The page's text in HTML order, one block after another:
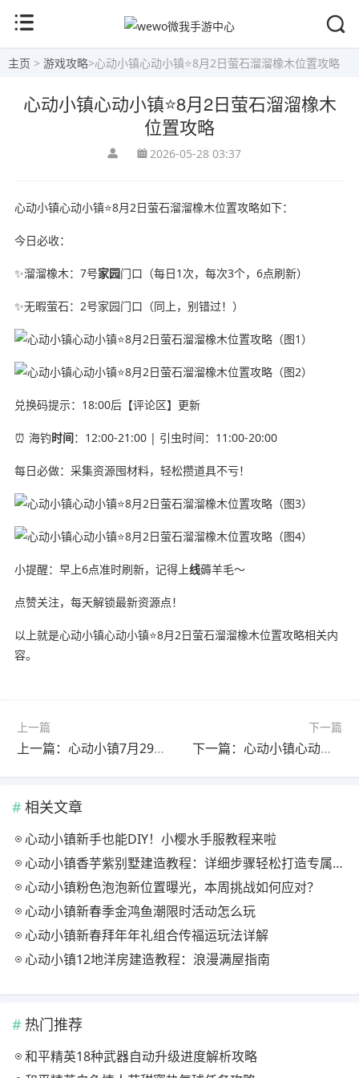
主页 > 游戏攻略>心动小镇心动小镇⭐8月2日萤石溜溜橡木位置攻略
心动小镇心动小镇⭐8月2日萤石溜溜橡木
位置攻略
2026-05-28 03:37
心动小镇心动小镇⭐8月2日萤石溜溜橡木位置攻略如下：
今日必收：
✨溜溜橡木：7号家园门口（每日1次，每次3个，6点刷新）
✨无暇萤石：2号家园门口（同上，别错过！）
兑换码提示：18:00后【评论区】更新
⏰ 海钓时间：12:00-21:00 | 引虫时间：11:00-20:00
每日必做：采集资源囤材料，轻松攒道具不亏！
小提醒：早上6点准时刷新，记得上线薅羊毛～
点赞关注，每天解锁最新资源点！
以上就是心动小镇心动小镇⭐8月2日萤石溜溜橡木位置攻略相关内
容。
上一篇
上一篇：心动小镇7月29日 萤石﹣橡木﹣雨天时间
下一篇
下一篇：心动小镇心动小镇⭐7月26日萤石溜溜橡木位置攻略
相关文章
心动小镇新手也能DIY！小樱水手服教程来啦
心动小镇香芋紫别墅建造教程：详细步骤轻松打造专属家园
心动小镇粉色泡泡新位置曝光，本周挑战如何应对？
心动小镇新春季金鸿鱼潮限时活动怎么玩
心动小镇新春拜年年礼组合传福运玩法详解
心动小镇12地洋房建造教程：浪漫满屋指南
热门推荐
和平精英18种武器自动升级进度解析攻略